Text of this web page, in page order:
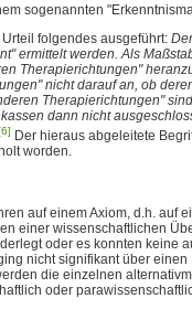
sogenannten
folgendes ausgeführt:
ermittelt werden. Als
Therapierichtungen"
nicht darauf an, ob
Therapierichtungen"
dann nicht
Der hieraus abgeleitete
worden.
auf einem Axiom, d.h. auf
einer wissenschaftlichen
oder es konnten keine
nicht signifikant über einen
die einzelnen
oder